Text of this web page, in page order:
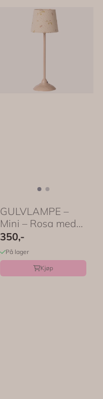
GULVLAMPE –
Mini – Rosa med
blomsterskjerm ...
350,-
På lager
Kjøp